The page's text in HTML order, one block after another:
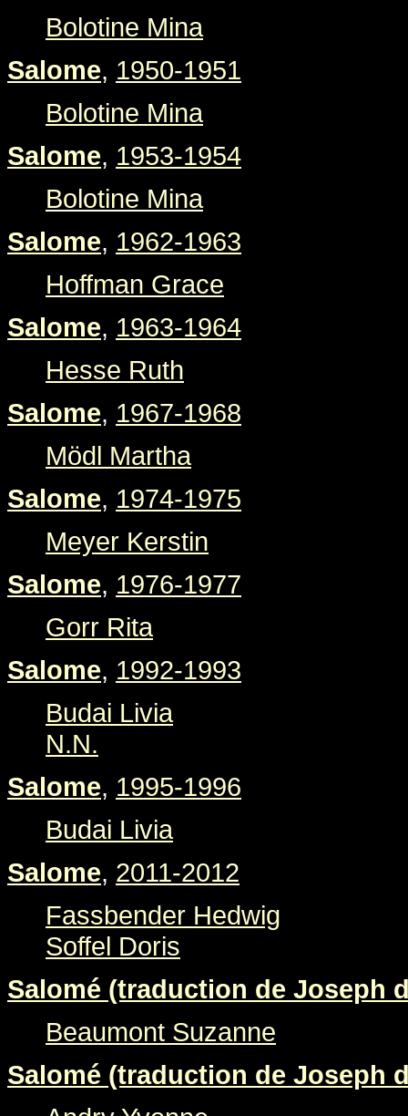
Bolotine Mina
Salome, 1950-1951
Bolotine Mina
Salome, 1953-1954
Bolotine Mina
Salome, 1962-1963
Hoffman Grace
Salome, 1963-1964
Hesse Ruth
Salome, 1967-1968
Mödl Martha
Salome, 1974-1975
Meyer Kerstin
Salome, 1976-1977
Gorr Rita
Salome, 1992-1993
Budai Livia
N.N.
Salome, 1995-1996
Budai Livia
Salome, 2011-2012
Fassbender Hedwig
Soffel Doris
Salomé (traduction de Joseph
Beaumont Suzanne
Salomé (traduction de Joseph